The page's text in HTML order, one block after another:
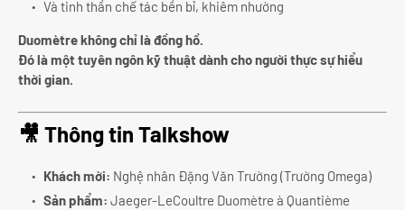
Và tinh thần chế tác bền bỉ, khiêm nhường
Duomètre không chỉ là đồng hồ.
Đó là một tuyên ngôn kỹ thuật dành cho người thực sự hiểu
thời gian.
🎥 Thông tin Talkshow
Khách mời: Nghệ nhân Đặng Văn Trường (Trường Omega)
Sản phẩm: Jaeger-LeCoultre Duomètre à Quantième